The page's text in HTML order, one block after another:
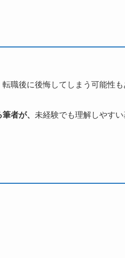
職後に後悔してしまう可能性も
者が、 未経験でも理解しやす